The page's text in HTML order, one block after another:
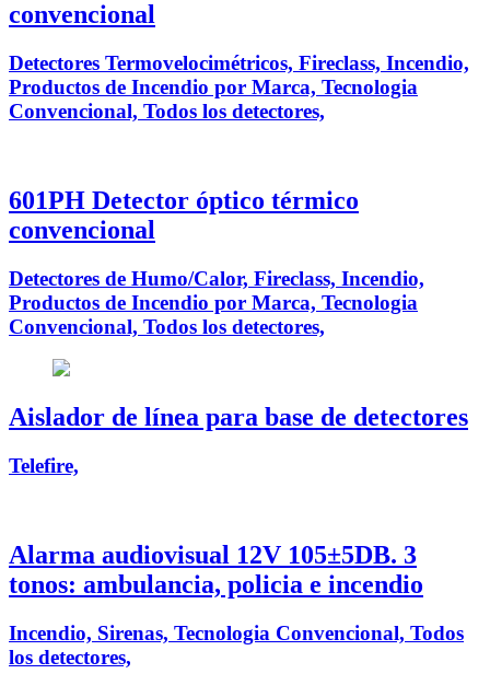
convencional
Detectores Termovelocimétricos, Fireclass, Incendio,
Productos de Incendio por Marca, Tecnologia
Convencional, Todos los detectores,
601PH Detector óptico térmico
convencional
Detectores de Humo/Calor, Fireclass, Incendio,
Productos de Incendio por Marca, Tecnologia
Convencional, Todos los detectores,
Aislador de línea para base de detectores
Telefire,
Alarma audiovisual 12V 105±5DB. 3
tonos: ambulancia, policia e incendio
Incendio, Sirenas, Tecnologia Convencional, Todos
los detectores,